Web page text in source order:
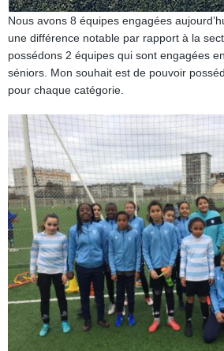
Nous avons 8 équipes engagées
une différence notable par rapport à la
possédons 2 équipes qui sont engagées
séniors. Mon souhait est de pouvoir
pour chaque catégorie.